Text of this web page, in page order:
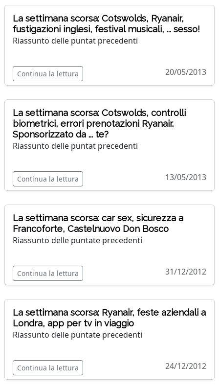
La settimana scorsa: Cotswolds, Ryanair,
fustigazioni inglesi, festival musicali, ... sesso!
Riassunto delle puntat precedenti
Continua la lettura 20/05/2013
La settimana scorsa: Cotswolds, controlli
biometrici, errori prenotazioni Ryanair.
Sponsorizzato da ... te?
Riassunto delle puntat precedenti
Continua la lettura 13/05/2013
La settimana scorsa: car sex, sicurezza a
Francoforte, Castelnuovo Don Bosco
Riassunto delle puntate precedenti
Continua la lettura 31/12/2012
La settimana scorsa: Ryanair, feste aziendali a
Londra, app per tv in viaggio
Riassunto delle puntate precedenti
Continua la lettura 24/12/2012